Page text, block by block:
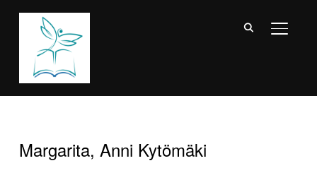
Margarita, Anni Kytömäki